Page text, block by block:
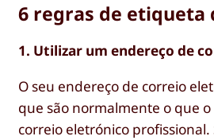
6 regras de
1. Utilizar um endereço de
O seu endereço de correio
que são normalmente o que
correio eletrónico